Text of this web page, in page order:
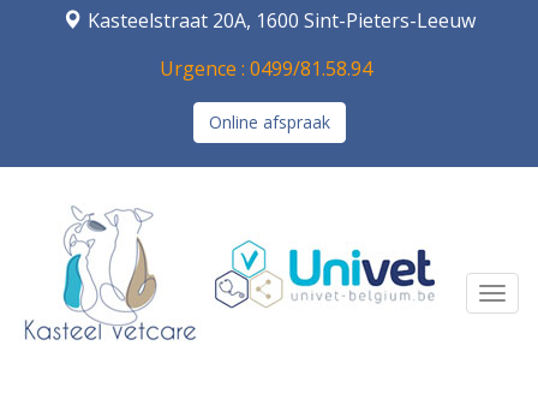
Kasteelstraat 20A, 1600 Sint-Pieters-Leeuw
Urgence : 0499/81.58.94
Online afspraak